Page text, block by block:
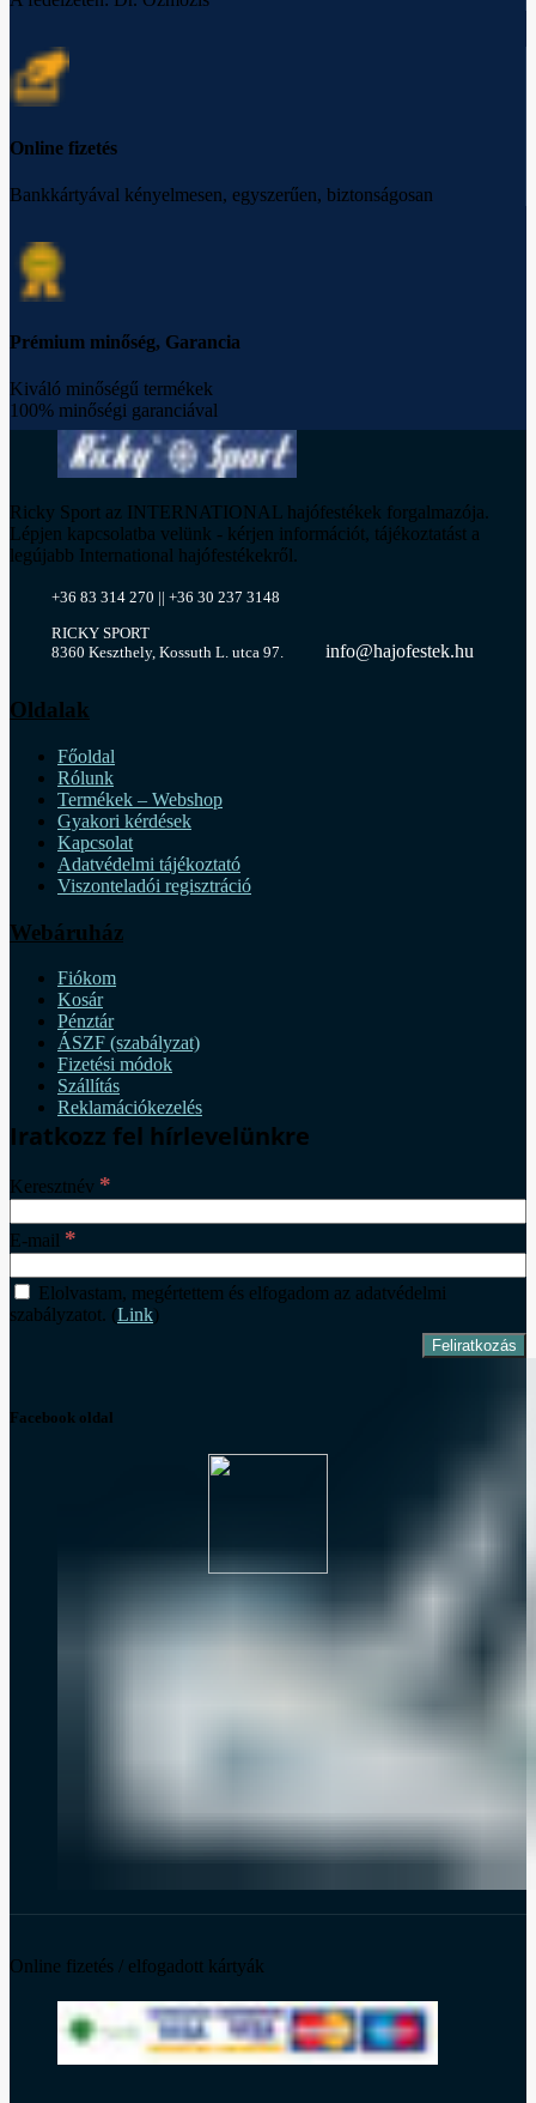
Online fizetés
Bankkártyával kényelmesen, egyszerűen, biztonságosan
Prémium minőség, Garancia
Kiváló minőségű termékek
100% minőségi garanciával
Ricky Sport az INTERNATIONAL hajófestékek forgalmazója.
Lépjen kapcsolatba velünk - kérjen információt, tájékoztatást a
legújabb International hajófestékekről.
+36 83 314 270 || +36 30 237 3148
RICKY SPORT
8360 Keszthely, Kossuth L. utca 97.
info@hajofestek.hu
Oldalak
Főoldal
Rólunk
Termékek – Webshop
Gyakori kérdések
Kapcsolat
Adatvédelmi tájékoztató
Viszonteladói regisztráció
Webáruház
Fiókom
Kosár
Pénztár
ÁSZF (szabályzat)
Fizetési módok
Szállítás
Reklamációkezelés
Iratkozz fel hírlevelünkre
Keresztnév *
E-mail *
Elolvastam, megértettem és elfogadom az adatvédelmi
szabályzatot. (Link)
Facebook oldal
Online fizetés / elfogadott kártyák